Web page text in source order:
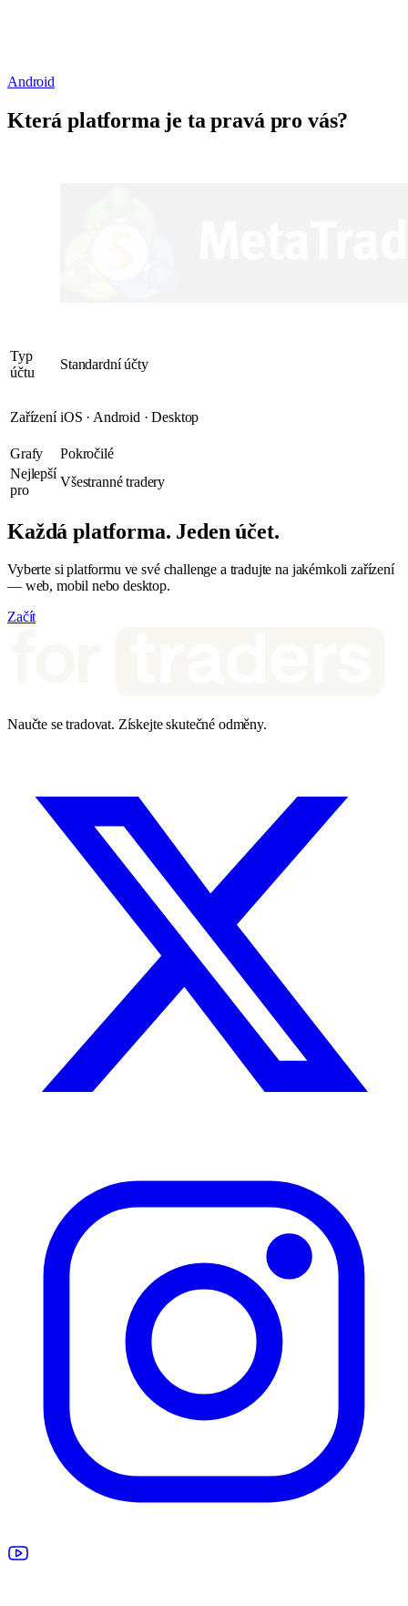
Android
Která platforma je ta pravá pro vás?
Typ
účtu
Standardní účty
Zařízení iOS · Android · Desktop
Grafy
Pokročilé
Nejlepší
pro
Všestranné tradery
Každá platforma. Jeden účet.
Vyberte si platformu ve své challenge a tradujte na jakémkoli zařízení
— web, mobil nebo desktop.
Začít
Naučte se tradovat. Získejte skutečné odměny.